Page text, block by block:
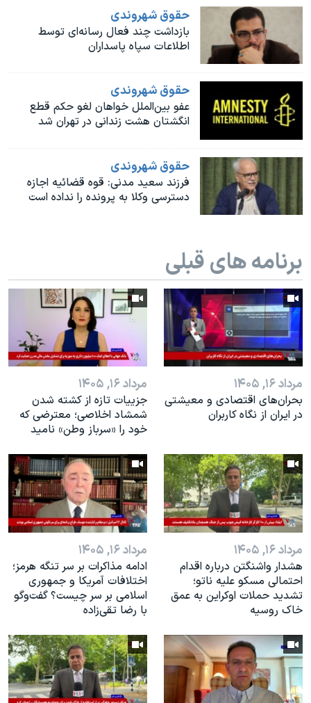
نرگس محمدی برنده جایزه نوبل صلح
همایش محافظه‌کاران آمریکا «سی‌پک»
سفر پرزیدنت ترامپ به چین
حقوق شهروندی
بازداشت چند فعال رسانه‌ای توسط
اطلاعات سپاه پاسداران
حقوق شهروندی
عفو بین‌الملل خواهان لغو حکم قطع
انگشتان هشت زندانی در تهران شد
حقوق شهروندی
فرزند سعید مدنی: قوه قضائیه اجازه
دسترسی وکلا به پرونده را نداده است
برنامه های قبلی
مرداد ۱۶, ۱۴۰۵
بحران‌های اقتصادی و معیشتی
در ایران از نگاه کاربران
مرداد ۱۶, ۱۴۰۵
جزییات تازه از کشته شدن
شمشاد اخلاصی؛ معترضی که
خود را «سرباز وطن» نامید
مرداد ۱۶, ۱۴۰۵
هشدار واشنگتن درباره اقدام
احتمالی مسکو علیه ناتو؛
تشدید حملات اوکراین به عمق
خاک روسیه
مرداد ۱۶, ۱۴۰۵
ادامه مذاکرات بر سر تنگه هرمز؛
اختلافات آمریکا و جمهوری
اسلامی بر سر چیست؟ گفت‌وگو
با رضا تقی‌زاده